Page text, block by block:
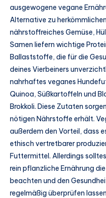
ausgewogene vegane
Alternative zu
nährstoffreiches Gemüse,
Samen liefern wichtige
Ballaststoffe, die für die
deines Vierbeiners
nahrhaftes veganes
Quinoa, Süßkartoffeln und
Brokkoli. Diese Zutaten
nötigen Nährstoffe erhält.
außerdem den Vorteil, dass
ethisch vertretbarer
Futtermittel. Allerdings
rein pflanzliche Ernährung
beachten und den
regelmäßig überprüfen